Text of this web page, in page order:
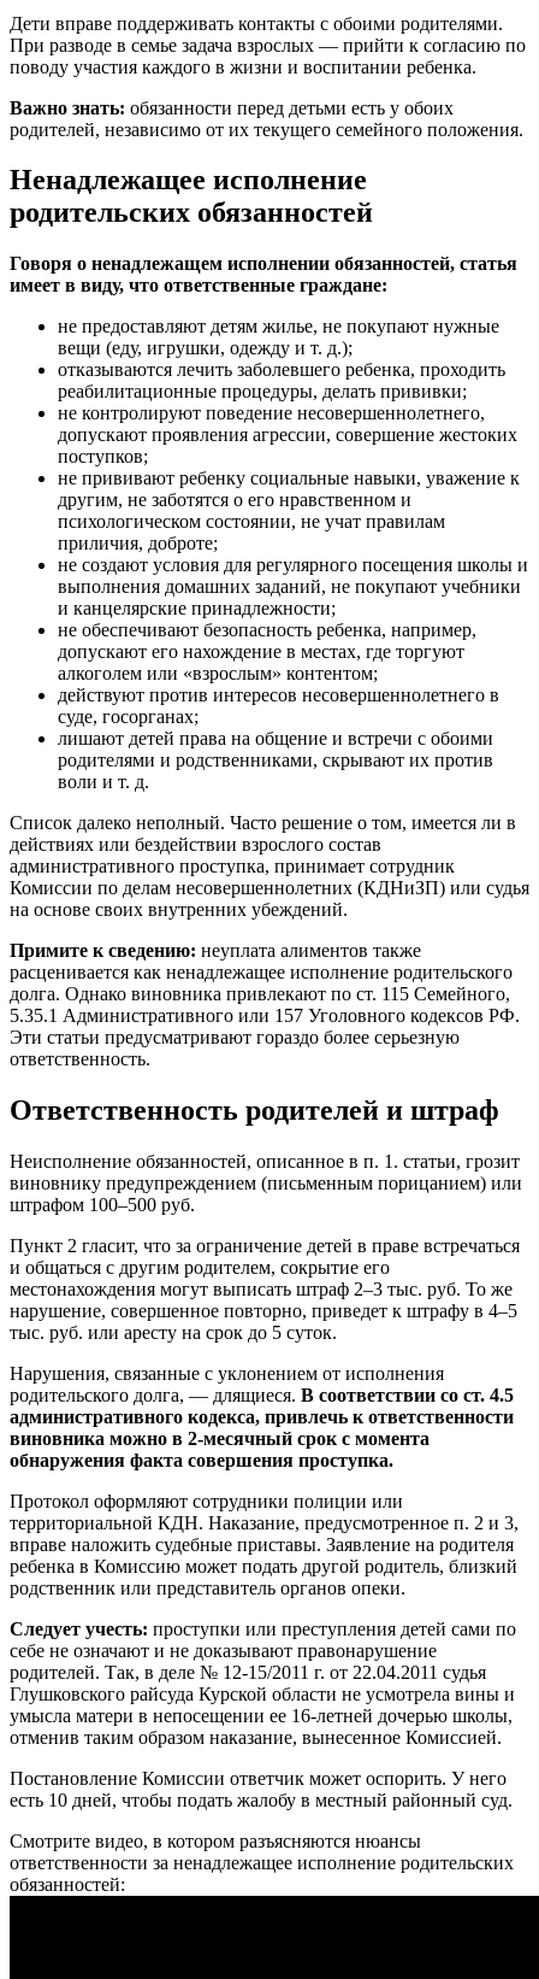
Дети вправе поддерживать контакты с обоими родителями.
При разводе в семье задача взрослых — прийти к согласию по
поводу участия каждого в жизни и воспитании ребенка.
Важно знать: обязанности перед детьми есть у обоих
родителей, независимо от их текущего семейного положения.
Ненадлежащее исполнение
родительских обязанностей
Говоря о ненадлежащем исполнении обязанностей, статья
имеет в виду, что ответственные граждане:
не предоставляют детям жилье, не покупают нужные
вещи (еду, игрушки, одежду и т. д.);
отказываются лечить заболевшего ребенка, проходить
реабилитационные процедуры, делать прививки;
не контролируют поведение несовершеннолетнего,
допускают проявления агрессии, совершение жестоких
поступков;
не прививают ребенку социальные навыки, уважение к
другим, не заботятся о его нравственном и
психологическом состоянии, не учат правилам
приличия, доброте;
не создают условия для регулярного посещения школы и
выполнения домашних заданий, не покупают учебники
и канцелярские принадлежности;
не обеспечивают безопасность ребенка, например,
допускают его нахождение в местах, где торгуют
алкоголем или «взрослым» контентом;
действуют против интересов несовершеннолетнего в
суде, госорганах;
лишают детей права на общение и встречи с обоими
родителями и родственниками, скрывают их против
воли и т. д.
Список далеко неполный. Часто решение о том, имеется ли в
действиях или бездействии взрослого состав
административного проступка, принимает сотрудник
Комиссии по делам несовершеннолетних (КДНиЗП) или судья
на основе своих внутренних убеждений.
Примите к сведению: неуплата алиментов также
расценивается как ненадлежащее исполнение родительского
долга. Однако виновника привлекают по ст. 115 Семейного,
5.35.1 Административного или 157 Уголовного кодексов РФ.
Эти статьи предусматривают гораздо более серьезную
ответственность.
Ответственность родителей и штраф
Неисполнение обязанностей, описанное в п. 1. статьи, грозит
виновнику предупреждением (письменным порицанием) или
штрафом 100–500 руб.
Пункт 2 гласит, что за ограничение детей в праве встречаться
и общаться с другим родителем, сокрытие его
местонахождения могут выписать штраф 2–3 тыс. руб. То же
нарушение, совершенное повторно, приведет к штрафу в 4–5
тыс. руб. или аресту на срок до 5 суток.
Нарушения, связанные с уклонением от исполнения
родительского долга, — длящиеся. В соответствии со ст. 4.5
административного кодекса, привлечь к ответственности
виновника можно в 2-месячный срок с момента
обнаружения факта совершения проступка.
Протокол оформляют сотрудники полиции или
территориальной КДН. Наказание, предусмотренное п. 2 и 3,
вправе наложить судебные приставы. Заявление на родителя
ребенка в Комиссию может подать другой родитель, близкий
родственник или представитель органов опеки.
Следует учесть: проступки или преступления детей сами по
себе не означают и не доказывают правонарушение
родителей. Так, в деле № 12-15/2011 г. от 22.04.2011 судья
Глушковского райсуда Курской области не усмотрела вины и
умысла матери в непосещении ее 16-летней дочерью школы,
отменив таким образом наказание, вынесенное Комиссией.
Постановление Комиссии ответчик может оспорить. У него
есть 10 дней, чтобы подать жалобу в местный районный суд.
Смотрите видео, в котором разъясняются нюансы
ответственности за ненадлежащее исполнение родительских
обязанностей: